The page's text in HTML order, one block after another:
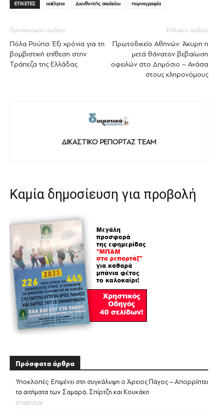
ΕΤΙΚΕΤΕΣ ασέλγεια Διευθυντής σχολείου πορνογραφία
Προηγούμενο άρθρο
Πόλα Ρούπα: Έξι χρόνια για τη
βομβιστική επίθεση στην
Τράπεζα της Ελλάδας
Επόμενο άρθρο
Πρωτοδικείο Αθηνών: Άκυρη η
μετά θάνατον βεβαίωση
οφειλών στο Δημόσιο – Ανάσα
στους κληρονόμους
ΔΙΚΑΣΤΙΚΟ ΡΕΠΟΡΤΑΖ TEAM
Καμία δημοσίευση για προβολή
Πρόσφατα άρθρα
Υποκλοπές: Επιμένει στη συγκάλυψη ο Άρειος Πάγος – Απορρίπτει
τα αιτήματα των Σαμαρά, Σπίρτζη και Κουκάκη
07/08/2026